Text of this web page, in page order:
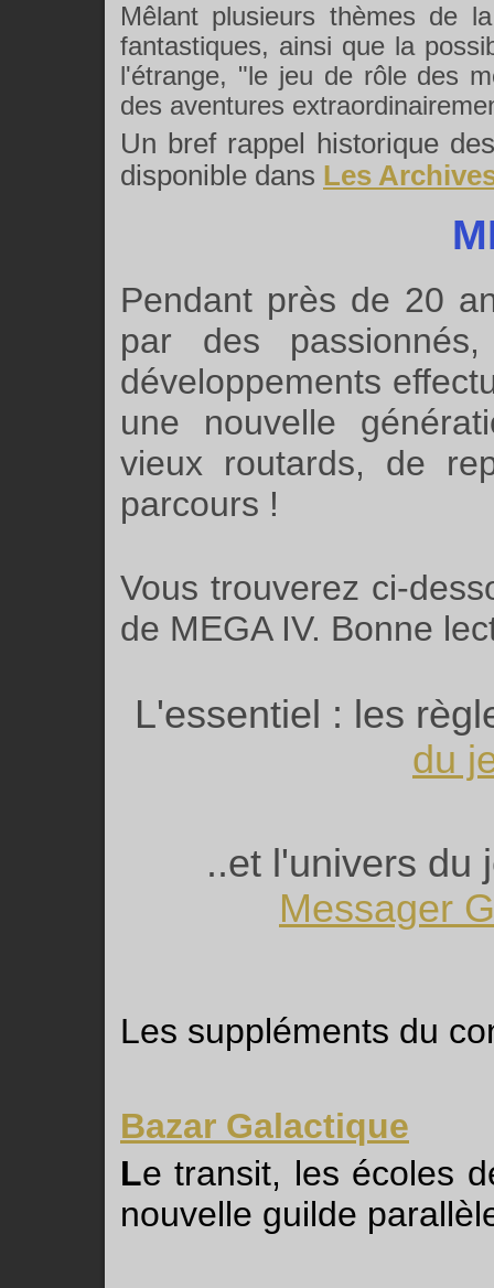
Mêlant plusieurs thèmes de
fantastiques, ainsi que la
l'étrange, "le jeu de rôle des
des aventures
Un bref rappel historique
disponible dans Les
Pendant près de 20
par des
développements
une nouvelle
vieux routards, de
parcours !
Vous trouverez ci-
de MEGA IV. Bonne
L'essentiel : les
du
..et l'univers du
Messager
Les suppléments du
Bazar Galactique
Le transit, les écoles
nouvelle guilde